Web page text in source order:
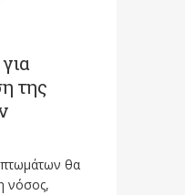
της
θα
νόσος,